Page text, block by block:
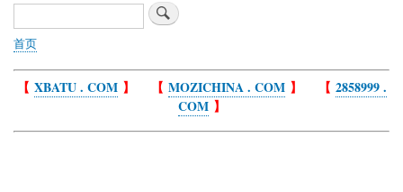
搜
索
面
包
屑
首页
【 XBATU . COM】 【 MOZICHINA . COM】 【 2858999 .
COM】